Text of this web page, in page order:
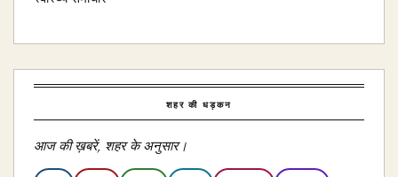
शहर की धड़कन
आज की ख़बरें, शहर के अनुसार।